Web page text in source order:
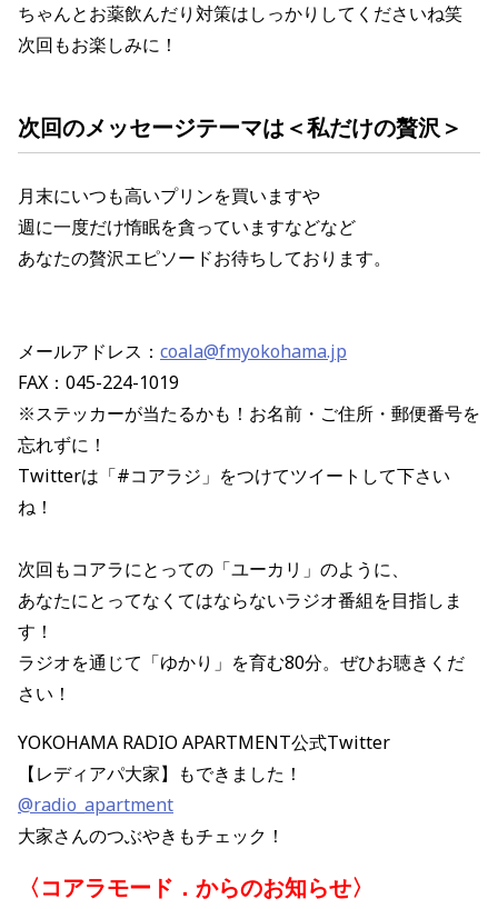
ちゃんとお薬飲んだり対策はしっかりしてくださいね笑
次回もお楽しみに！
次回のメッセージテーマは＜私だけの贅沢＞
月末にいつも高いプリンを買いますや
週に一度だけ惰眠を貪っていますなどなど
あなたの贅沢エピソードお待ちしております。
メールアドレス： coala@fmyokohama.jp
FAX：045-224-1019
※ステッカーが当たるかも！お名前・ご住所・郵便番号を
忘れずに！
Twitterは「#コアラジ」をつけてツイートして下さい
ね！
次回もコアラにとっての「ユーカリ」のように、
あなたにとってなくてはならないラジオ番組を目指しま
す！
ラジオを通じて「ゆかり」を育む80分。ぜひお聴きくだ
さい！
YOKOHAMA RADIO APARTMENT公式Twitter
【レディアパ大家】もできました！
@radio_apartment
大家さんのつぶやきもチェック！
〈コアラモード．からのお知らせ〉